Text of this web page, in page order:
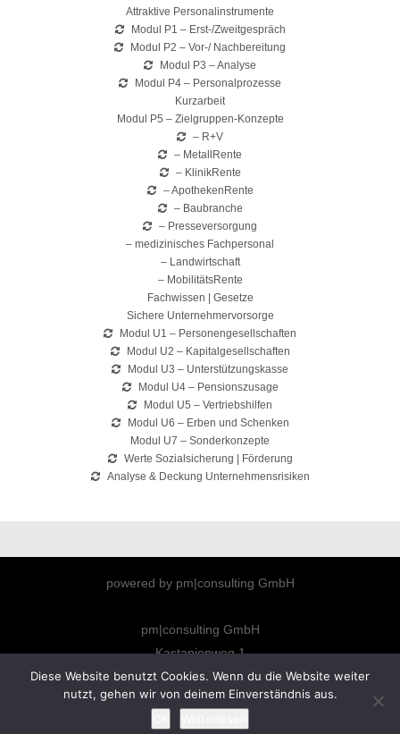
Attraktive Personalinstrumente
Modul P1 – Erst-/Zweitgespräch
Modul P2 – Vor-/ Nachbereitung
Modul P3 – Analyse
Modul P4 – Personalprozesse
Kurzarbeit
Modul P5 – Zielgruppen-Konzepte
– R+V
– MetallRente
– KlinikRente
– ApothekenRente
– Baubranche
– Presseversorgung
– medizinisches Fachpersonal
– Landwirtschaft
– MobilitätsRente
Fachwissen | Gesetze
Sichere Unternehmervorsorge
Modul U1 – Personengesellschaften
Modul U2 – Kapitalgesellschaften
Modul U3 – Unterstützungskasse
Modul U4 – Pensionszusage
Modul U5 – Vertriebshilfen
Modul U6 – Erben und Schenken
Modul U7 – Sonderkonzepte
Werte Sozialsicherung | Förderung
Analyse & Deckung Unternehmensrisiken
powered by pm|consulting GmbH
pm|consulting GmbH
Kastanienweg 1
66292 Riegelsberg
info@pm-consulting.info
Diese Website benutzt Cookies. Wenn du die Website weiter
nutzt, gehen wir von deinem Einverständnis aus.